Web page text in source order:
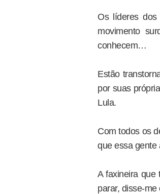
Os líderes
movimento
conhecem…
Estão
por suas
Lula.
Com todos os
que essa gente
A faxineira que
parar, disse-